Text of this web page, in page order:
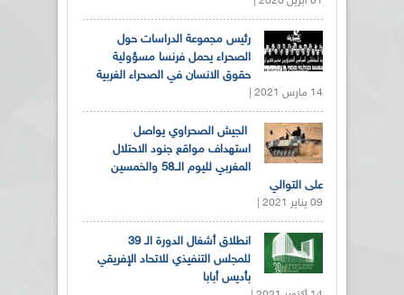
رئيس مجموعة الدراسات حول
الصحراء يحمل فرنسا مسؤولية
حقوق الانسان في الصحراء الغربية
14 مارس 2021 |
الجيش الصحراوي يواصل
استهداف مواقع جنود الاحتلال
المغربي لليوم الــ58 والخمسين
على التوالي
09 يناير 2021 |
انطلاق أشغال الدورة الـ 39
للمجلس التنفيذي للاتحاد الإفريقي
بأديس أبابا